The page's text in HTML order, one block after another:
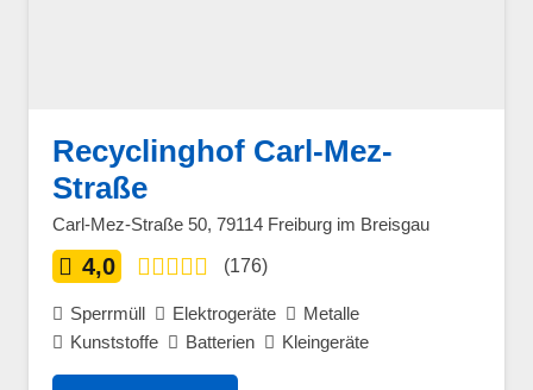
Recyclinghof Carl-Mez-
Straße
Carl-Mez-Straße 50, 79114 Freiburg im Breisgau
4,0 (176)
Sperrmüll Elektrogeräte
Metalle
Kunststoffe
Batterien Kleingeräte